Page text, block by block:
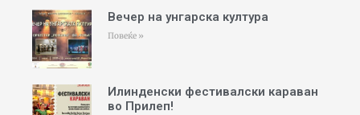
Вечер на унгарска култура
Повеќе »
Илинденски фестивалски караван
во Прилеп!